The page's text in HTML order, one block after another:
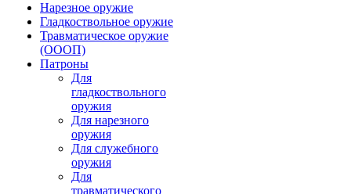
Нарезное оружие
Гладкоствольное оружие
Травматическое оружие
(ОООП)
Патроны
Для
гладкоствольного
оружия
Для нарезного
оружия
Для служебного
оружия
Для
травматического